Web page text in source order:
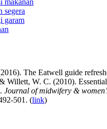
segera
garam
The Eatwell guide
Willett, W. C. (2010).
Journal of midwifery &
501. (link)